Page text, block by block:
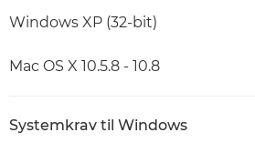
Windows XP (32-bit)
Mac OS X 10.5.8 - 10.8
Systemkrav til Windows